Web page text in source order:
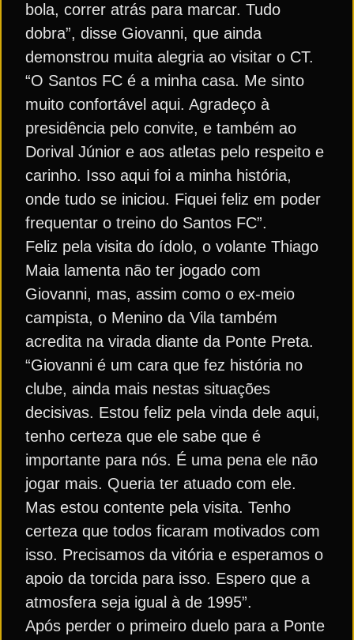
bola, correr atrás para marcar. Tudo
dobra”, disse Giovanni, que ainda
demonstrou muita alegria ao visitar o CT.
“O Santos FC é a minha casa. Me sinto
muito confortável aqui. Agradeço à
presidência pelo convite, e também ao
Dorival Júnior e aos atletas pelo respeito e
carinho. Isso aqui foi a minha história,
onde tudo se iniciou. Fiquei feliz em poder
frequentar o treino do Santos FC”.
Feliz pela visita do ídolo, o volante Thiago
Maia lamenta não ter jogado com
Giovanni, mas, assim como o ex-meio
campista, o Menino da Vila também
acredita na virada diante da Ponte Preta.
“Giovanni é um cara que fez história no
clube, ainda mais nestas situações
decisivas. Estou feliz pela vinda dele aqui,
tenho certeza que ele sabe que é
importante para nós. É uma pena ele não
jogar mais. Queria ter atuado com ele.
Mas estou contente pela visita. Tenho
certeza que todos ficaram motivados com
isso. Precisamos da vitória e esperamos o
apoio da torcida para isso. Espero que a
atmosfera seja igual à de 1995”.
Após perder o primeiro duelo para a Ponte